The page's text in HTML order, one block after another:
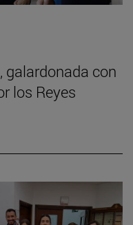
galardonada con
los Reyes